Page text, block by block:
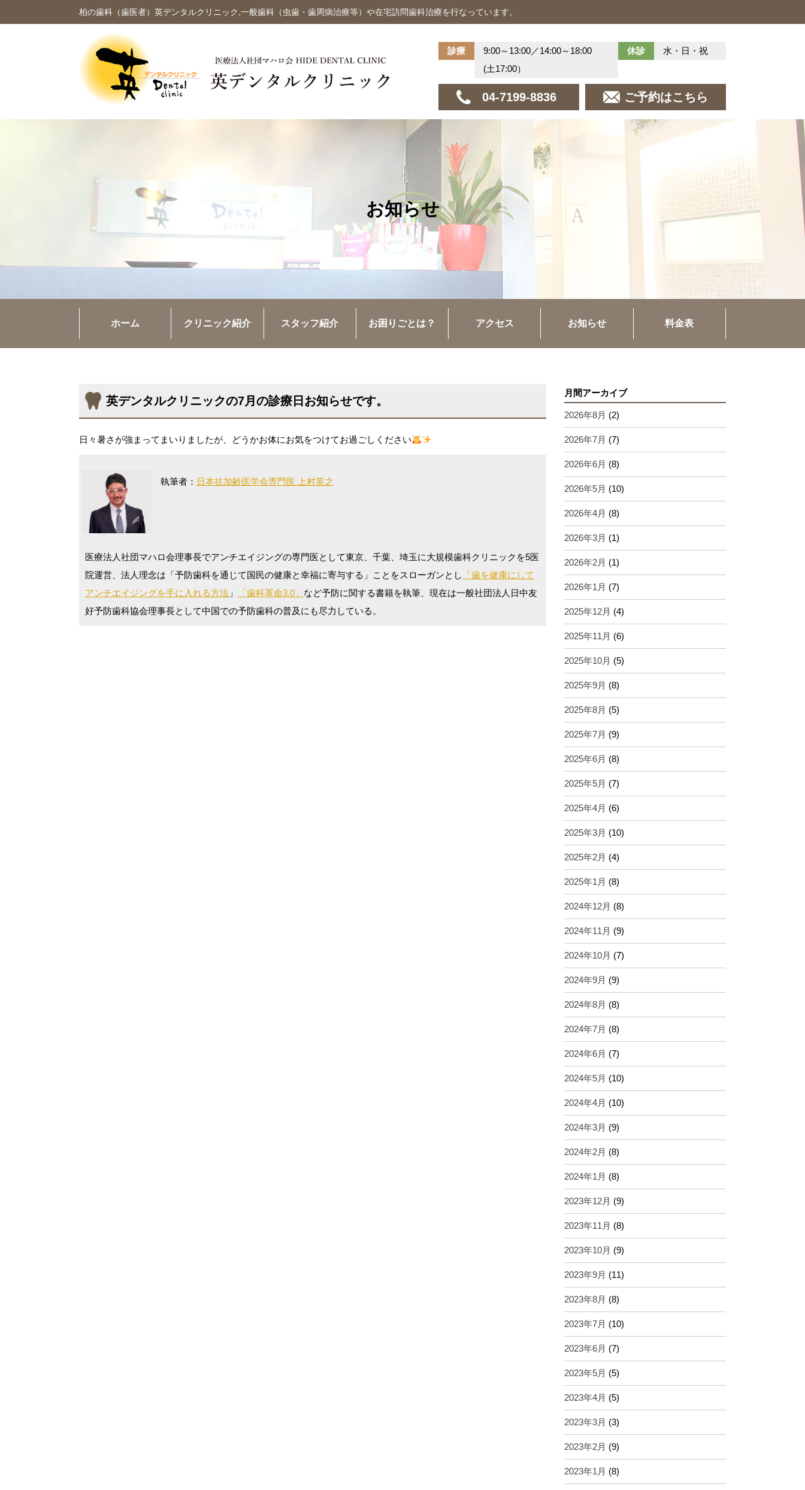
柏の歯科（歯医者）英デンタルクリニック,一般歯科（虫歯・歯周病治療等）や在宅訪問歯科治療を行なっています。
診療
9:00～13:00／14:00～18:00
(土17:00）
休診 水・日・祝
04-7199-8836 ご予約はこちら
お知らせ
ホーム クリニック紹介 スタッフ紹介 お困りごとは？ アクセス お知らせ 料金表
英デンタルクリニックの7月の診療日お知らせです。
日々暑さが強まってまいりましたが、どうかお体にお気をつけてお過ごしください
執筆者： 日本抗加齢医学会専門医 上村英之
医療法人社団マハロ会理事長でアンチエイジングの専門医として東京、千葉、埼玉に大規模歯科クリニックを5医
院運営、法人理念は「予防歯科を通じて国民の健康と幸福に寄与する」ことをスローガンとし
「歯を健康にして
アンチエイジングを手に入れる方法 」 「歯科革命3.0」 など予防に関する書籍を執筆、現在は一般社団法人日中友
好予防歯科協会理事長として中国での予防歯科の普及にも尽力している。
月間アーカイブ
2026年8月 (2)
2026年7月 (7)
2026年6月 (8)
2026年5月 (10)
2026年4月 (8)
2026年3月 (1)
2026年2月 (1)
2026年1月 (7)
2025年12月 (4)
2025年11月 (6)
2025年10月 (5)
2025年9月 (8)
2025年8月 (5)
2025年7月 (9)
2025年6月 (8)
2025年5月 (7)
2025年4月 (6)
2025年3月 (10)
2025年2月 (4)
2025年1月 (8)
2024年12月 (8)
2024年11月 (9)
2024年10月 (7)
2024年9月 (9)
2024年8月 (8)
2024年7月 (8)
2024年6月 (7)
2024年5月 (10)
2024年4月 (10)
2024年3月 (9)
2024年2月 (8)
2024年1月 (8)
2023年12月 (9)
2023年11月 (8)
2023年10月 (9)
2023年9月 (11)
2023年8月 (8)
2023年7月 (10)
2023年6月 (7)
2023年5月 (5)
2023年4月 (5)
2023年3月 (3)
2023年2月 (9)
2023年1月 (8)